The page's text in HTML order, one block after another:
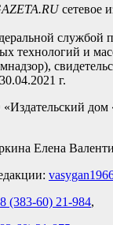
сетевое
службой
технологий и
г.
дом
Елена
8 (383-60) 21-984,